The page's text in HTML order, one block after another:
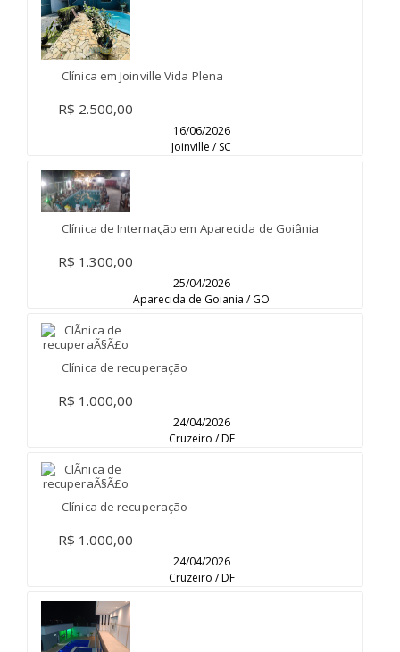
Clínica em Joinville Vida Plena
R$ 2.500,00
16/06/2026
Joinville / SC
Clínica de Internação em Aparecida de Goiânia
R$ 1.300,00
25/04/2026
Aparecida de Goiania / GO
Clínica de recuperação
R$ 1.000,00
24/04/2026
Cruzeiro / DF
Clínica de recuperação
R$ 1.000,00
24/04/2026
Cruzeiro / DF